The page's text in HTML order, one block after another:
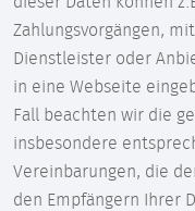
Zahlungsvorgängen,
Dienstleister oder
in eine Webseite
Fall beachten wir die
insbesondere
Vereinbarungen, die
den Empfängern Ihrer